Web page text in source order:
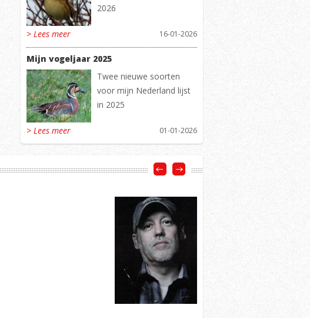
2026
> Lees meer 16-01-2026
Mijn vogeljaar 2025
Twee nieuwe soorten
voor mijn Nederland lijst
in 2025
> Lees meer 01-01-2026